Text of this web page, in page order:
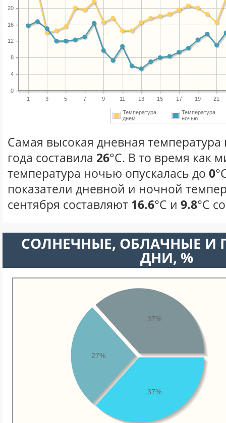
1 3 5 7 9 11 13 15 17 19 21
0
4
8
12
16
20
Температура
днем
Температура
ночью
Самая высокая дневная температура
года составила 26°С. В то время как
температура ночью опускалась до 0
показатели дневной и ночной
сентября составляют 16.6°С и 9.8°С
CОЛНЕЧНЫЕ, ОБЛАЧНЫЕ И
ДНИ, %
37%
27%
37%